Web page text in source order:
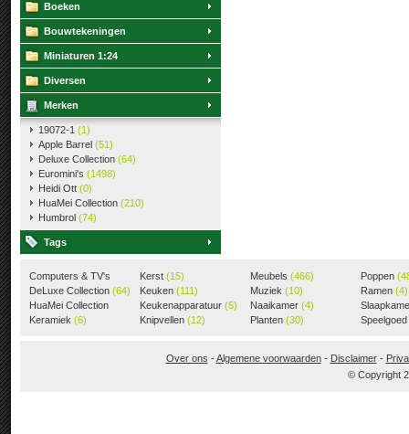
Boeken
Bouwtekeningen
Miniaturen 1:24
Diversen
Merken
19072-1 (1)
Apple Barrel (51)
Deluxe Collection (64)
Euromini's (1498)
Heidi Ott (0)
HuaMei Collection (210)
Humbrol (74)
Tags
Computers & TV's
(18)
DeLuxe Collection (64)
HuaMei Collection
(205)
Keramiek (6)
Kerst (15)
Keuken (111)
Keukenapparatuur (5)
Knipvellen (12)
Meubels (466)
Muziek (10)
Naaikamer (4)
Planten (30)
Poppen
Ramen (4)
Speelgoed
Over ons -Algemene voorwaarden- Disclaimer-
© Copyright